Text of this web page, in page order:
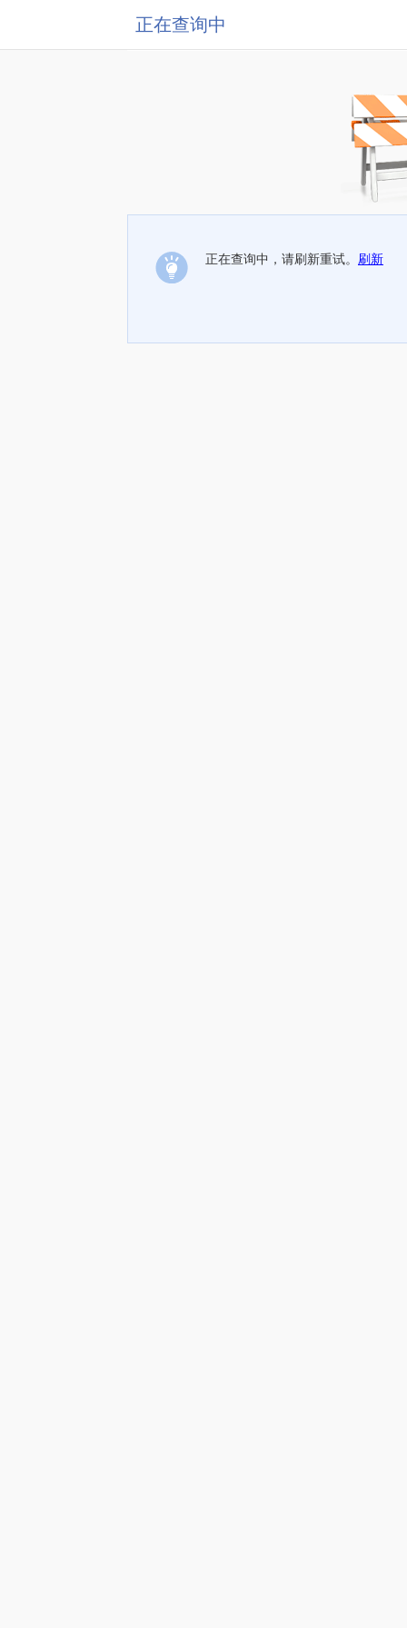
正在查询中
正在查询中，请刷新重试。 刷新